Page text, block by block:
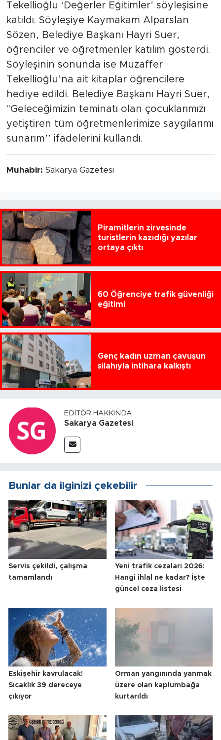
Tekellioğlu ‘Değerler Eğitimler’ söyleşisine
katıldı. Söyleşiye Kaymakam Alparslan
Sözen, Belediye Başkanı Hayri Suer,
öğrenciler ve öğretmenler katılım gösterdi.
Söyleşinin sonunda ise Muzaffer
Tekellioğlu’na ait kitaplar öğrencilere
hediye edildi. Belediye Başkanı Hayri Suer,
"Geleceğimizin teminatı olan çocuklarımızı
yetiştiren tüm öğretmenlerimize saygılarımı
sunarım’’ ifadelerini kullandı.
Muhabir: Sakarya Gazetesi
Piramitlerin zirvesinde
turistlerin kazıdığı yazılar
ortaya çıktı
60 Öğrenciye trafik güvenliği
eğitimi
Genç kadın uzman çavuşun
silahıyla intihara kalkıştı
EDITÖR HAKKINDA
Sakarya Gazetesi
Bunlar da ilginizi çekebilir
Servis çekildi, çalışma
tamamlandı
Yeni trafik cezaları 2026:
Hangi ihlal ne kadar? İşte
güncel ceza listesi
Eskişehir kavrulacak!
Sıcaklık 39 dereceye
çıkıyor
Orman yangınında yanmak
üzere olan kaplumbağa
kurtarıldı